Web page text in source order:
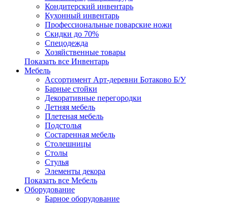
Кондитерский инвентарь
Кухонный инвентарь
Профессиональные поварские ножи
Скидки до 70%
Спецодежда
Хозяйственные товары
Показать все Инвентарь
Мебель
Ассортимент Арт-деревни Ботаково Б/У
Барные стойки
Декоративные перегородки
Летняя мебель
Плетеная мебель
Подстолья
Состаренная мебель
Столешницы
Столы
Стулья
Элементы декора
Показать все Мебель
Оборудование
Барное оборудование